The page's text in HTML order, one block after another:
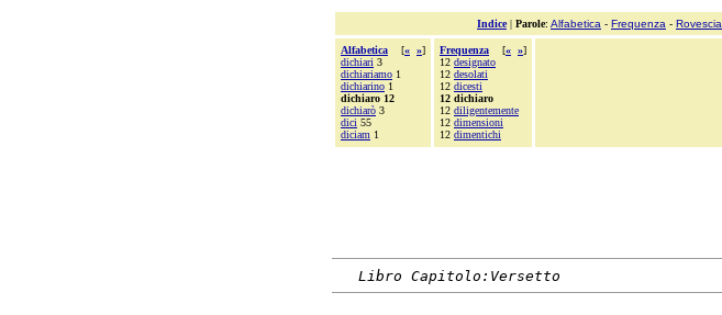
Indice| Parole: Alfabetica - Frequenza -
Alfabetica [« »]
dichiari 3
dichiariamo 1
dichiarino 1
dichiaro 12
dichiarò 3
dici 55
diciam 1
Frequenza [« »]
12 designato
12 desolati
12 dicesti
12 dichiaro
12 diligentemente
12 dimensioni
12 dimentichi
Libro Capitolo:Versetto